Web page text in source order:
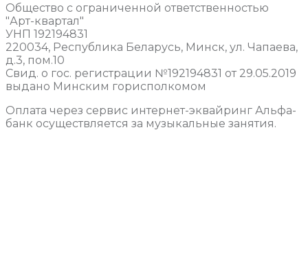
Общество с ограниченной ответственностью
"Арт-квартал"
УНП 192194831
220034, Республика Беларусь, Минск, ул. Чапаева,
д.3, пом.10
Свид. о гос. регистрации №192194831 от 29.05.2019
выдано Минским горисполкомом
Оплата через сервис интернет-эквайринг Альфа-
банк осуществляется за музыкальные занятия.